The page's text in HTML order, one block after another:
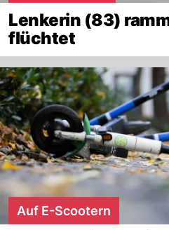
Lenkerin (83)
flüchtet
Auf E-Scootern